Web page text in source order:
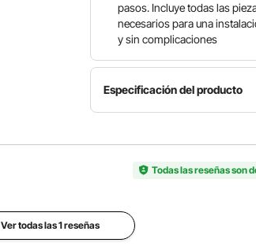
pasos. Incluye todas las
necesarios para una
y sin complicaciones
Especificación del producto
de
del
de piscina
36
Todas las reseñas son
Ver todas las 1 reseñas